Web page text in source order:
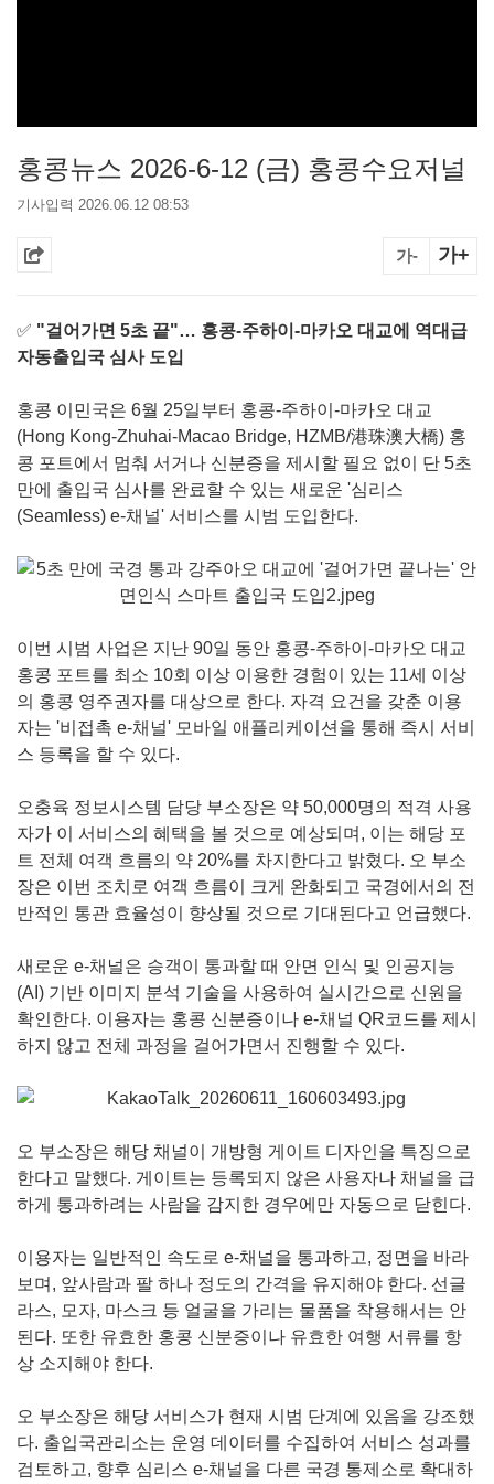
홍콩뉴스 2026-6-12 (금) 홍콩수요저널
기사입력 2026.06.12 08:53
가- 가+
✅ "걸어가면 5초 끝"… 홍콩-주하이-마카오 대교에 역대급
자동출입국 심사 도입
홍콩 이민국은 6월 25일부터 홍콩-주하이-마카오 대교
(Hong Kong-Zhuhai-Macao Bridge, HZMB/港珠澳大橋) 홍
콩 포트에서 멈춰 서거나 신분증을 제시할 필요 없이 단 5초
만에 출입국 심사를 완료할 수 있는 새로운 '심리스
(Seamless) e-채널' 서비스를 시범 도입한다.
이번 시범 사업은 지난 90일 동안 홍콩-주하이-마카오 대교
홍콩 포트를 최소 10회 이상 이용한 경험이 있는 11세 이상
의 홍콩 영주권자를 대상으로 한다. 자격 요건을 갖춘 이용
자는 '비접촉 e-채널' 모바일 애플리케이션을 통해 즉시 서비
스 등록을 할 수 있다.
오충육 정보시스템 담당 부소장은 약 50,000명의 적격 사용
자가 이 서비스의 혜택을 볼 것으로 예상되며, 이는 해당 포
트 전체 여객 흐름의 약 20%를 차지한다고 밝혔다. 오 부소
장은 이번 조치로 여객 흐름이 크게 완화되고 국경에서의 전
반적인 통관 효율성이 향상될 것으로 기대된다고 언급했다.
새로운 e-채널은 승객이 통과할 때 안면 인식 및 인공지능
(AI) 기반 이미지 분석 기술을 사용하여 실시간으로 신원을
확인한다. 이용자는 홍콩 신분증이나 e-채널 QR코드를 제시
하지 않고 전체 과정을 걸어가면서 진행할 수 있다.
오 부소장은 해당 채널이 개방형 게이트 디자인을 특징으로
한다고 말했다. 게이트는 등록되지 않은 사용자나 채널을 급
하게 통과하려는 사람을 감지한 경우에만 자동으로 닫힌다.
이용자는 일반적인 속도로 e-채널을 통과하고, 정면을 바라
보며, 앞사람과 팔 하나 정도의 간격을 유지해야 한다. 선글
라스, 모자, 마스크 등 얼굴을 가리는 물품을 착용해서는 안
된다. 또한 유효한 홍콩 신분증이나 유효한 여행 서류를 항
상 소지해야 한다.
오 부소장은 해당 서비스가 현재 시범 단계에 있음을 강조했
다. 출입국관리소는 운영 데이터를 수집하여 서비스 성과를
검토하고, 향후 심리스 e-채널을 다른 국경 통제소로 확대하